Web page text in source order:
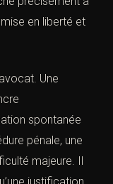
de personnes
ou quitter le
La fuite
précisément à
en liberté et